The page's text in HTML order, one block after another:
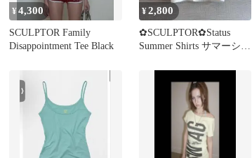
¥4,300
SCULPTOR Family
Disappointment Tee Black
¥2,800
✿SCULPTOR✿Status
Summer Shirts サマーシャ